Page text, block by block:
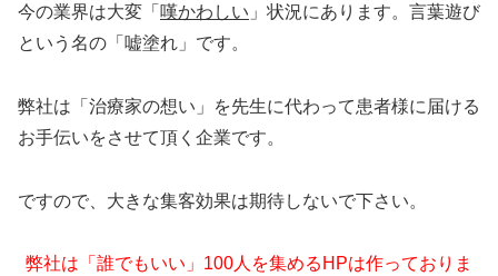
今の業界は大変「 嘆かわしい 」状況にあります。言葉遊び
という名の「嘘塗れ」です。
弊社は「治療家の想い」を先生に代わって患者様に届ける
お手伝いをさせて頂く企業です。
ですので、大きな集客効果は期待しないで下さい。
弊社は「誰でもいい」100人を集めるHPは作っておりま